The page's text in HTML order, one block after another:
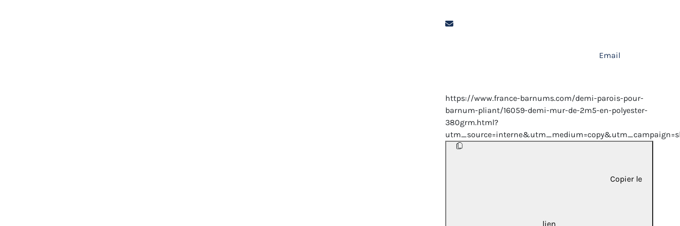
Email
https://www.france-barnums.com/demi-parois-pour-
barnum-pliant/16059-demi-mur-de-2m5-en-polyester-
380grm.html?
Copier le
lien